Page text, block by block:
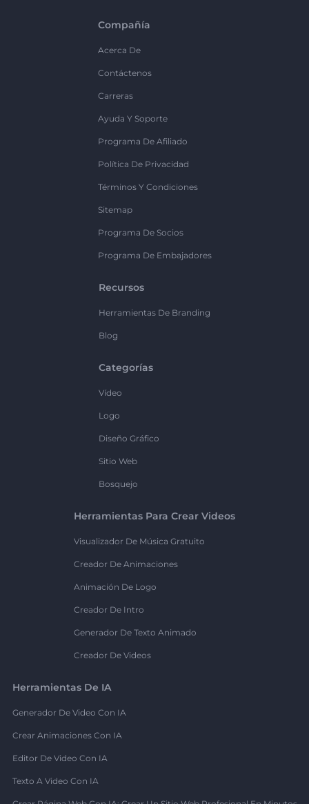
Compañía
Acerca De
Contáctenos
Carreras
Ayuda Y Soporte
Programa De Afiliado
Política De Privacidad
Términos Y Condiciones
Sitemap
Programa De Socios
Programa De Embajadores
Recursos
Herramientas De Branding
Blog
Categorías
Vídeo
Logo
Diseño Gráfico
Sitio Web
Bosquejo
Herramientas Para Crear Videos
Visualizador De Música Gratuito
Creador De Animaciones
Animación De Logo
Creador De Intro
Generador De Texto Animado
Creador De Videos
Herramientas De IA
Generador De Video Con IA
Crear Animaciones Con IA
Editor De Video Con IA
Texto A Video Con IA